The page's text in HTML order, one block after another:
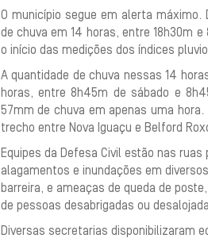
O município segue em alerta máximo.
de chuva em 14 horas, entre 18h30m
o início das medições dos índices
A quantidade de chuva nessas 14
horas, entre 8h45m de sábado e
57mm de chuva em apenas uma
trecho entre Nova Iguaçu e Belford
Equipes da Defesa Civil estão nas
alagamentos e inundações em
barreira, e ameaças de queda de
de pessoas desabrigadas ou
Diversas secretarias disponibilizaram